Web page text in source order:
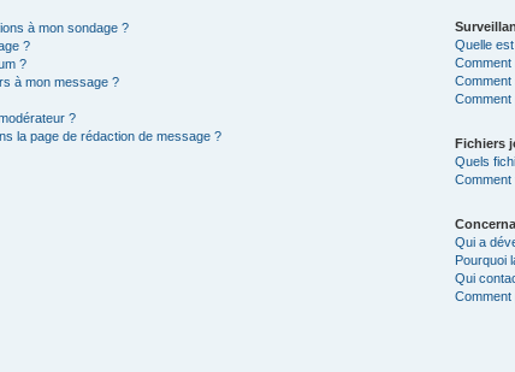
à mon sondage ?
?
?
à mon message ?
?
la page de rédaction de message ?
Quelle
Fichiers
Quels
Qui a
Pourquoi
Qui